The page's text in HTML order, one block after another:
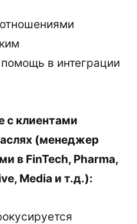
в интеграции
с клиентами
(менеджер
в FinTech, Pharma,
Media и т.д.):